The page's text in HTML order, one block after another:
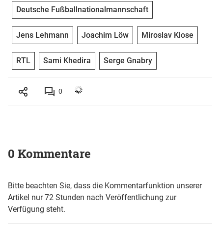
Deutsche Fußballnationalmannschaft
Jens Lehmann Joachim Löw Miroslav Klose
RTL Sami Khedira Serge Gnabry
0
0 Kommentare
Bitte beachten Sie, dass die Kommentarfunktion unserer
Artikel nur 72 Stunden nach Veröffentlichung zur
Verfügung steht.